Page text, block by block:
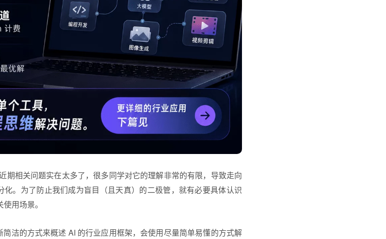
期相关问题实在太多了，很多同学对它的理解非常的有限，导致走向
化。为了防止我们成为盲目（且天真）的二极管，就有必要具体认识
用场景。
洁的方式来概述 AI 的行业应用框架，会使用尽量简单易懂的方式解